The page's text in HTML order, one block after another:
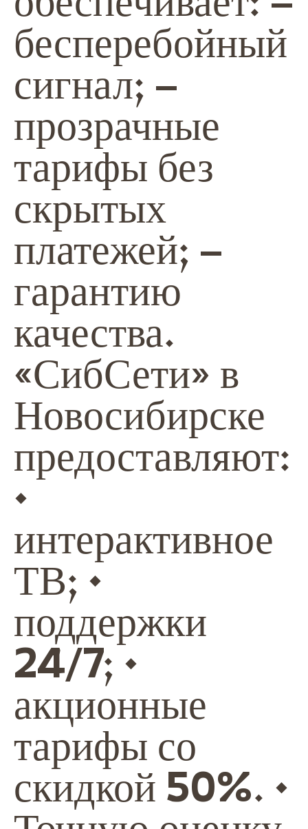
бесперебойный
сигнал; –
прозрачные
тарифы без
скрытых
платежей; –
гарантию
качества.
«СибСети» в
Новосибирске
предоставляют:
•
интерактивное
ТВ; •
поддержки
24/7; •
акционные
тарифы со
скидкой 50%. •